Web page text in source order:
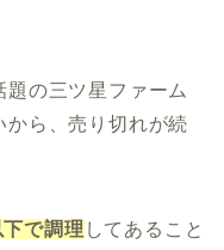
題の三ツ星ファーム
から、売り切れが続
で調理 してあること